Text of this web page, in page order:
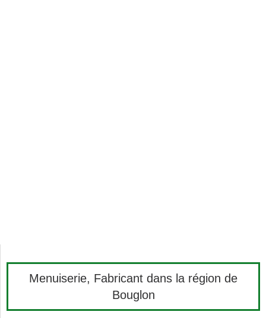
Menuiserie, Fabricant dans la région de
Bouglon